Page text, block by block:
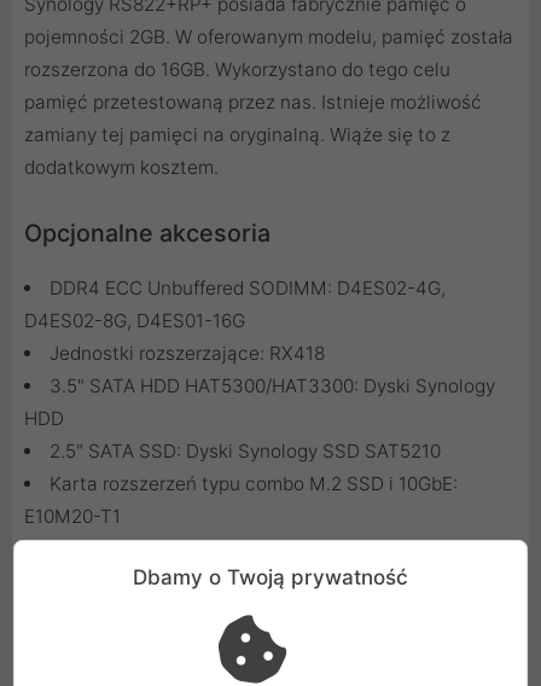
pojemności 2GB. W oferowanym modelu, pamięć została
rozszerzona do 16GB. Wykorzystano do tego celu
pamięć przetestowaną przez nas. Istnieje możliwość
zamiany tej pamięci na oryginalną. Wiąże się to z
dodatkowym kosztem.
Opcjonalne akcesoria
DDR4 ECC Unbuffered SODIMM: D4ES02-4G,
D4ES02-8G, D4ES01-16G
Jednostki rozszerzające: RX418
3.5" SATA HDD HAT5300/HAT3300: Dyski Synology
HDD
2.5" SATA SSD: Dyski Synology SSD SAT5210
Karta rozszerzeń typu combo M.2 SSD i 10GbE:
E10M20-T1
Karta rozszerzeń M.2 SSD:M2D20
25GbE Karta sieciowa:E25G21-F2
10GbE Karta sieciowa:E10G21-F2
Zestaw Synology Rail Kit:Synology RKS-02
Dbamy o Twoją prywatność